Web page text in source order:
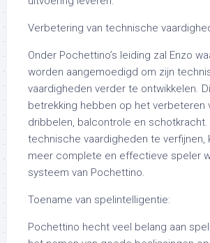
Verbetering van technische
Onder Pochettino’s leiding zal Enzo
worden aangemoedigd om zijn
vaardigheden verder te ontwikkelen.
betrekking hebben op het verbeteren
dribbelen, balcontrole en schotkracht.
technische vaardigheden te verfijnen,
meer complete en effectieve speler
systeem van Pochettino.
Toename van spelintelligentie:
Pochettino hecht veel belang aan